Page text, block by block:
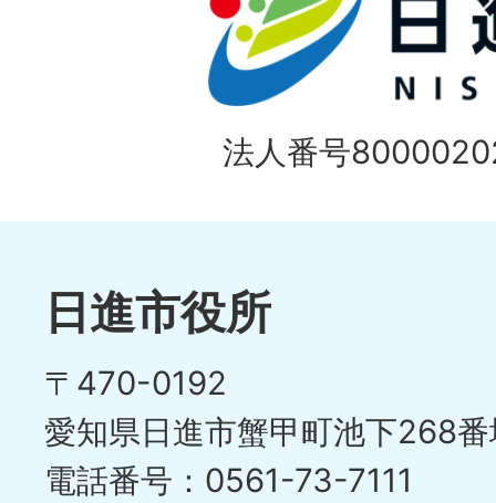
法人番号
日進市役所
〒470-0192
愛知県日進市蟹甲町池下268
電話番号：0561-73-7111